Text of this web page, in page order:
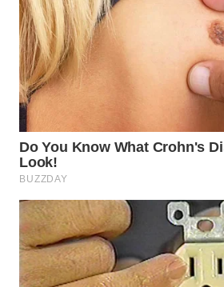
WN
PADANG
LAWAS
WN
SUMEDANG
WN
CIANJUR
WN
KEPULAUAN
SERIBU
WN